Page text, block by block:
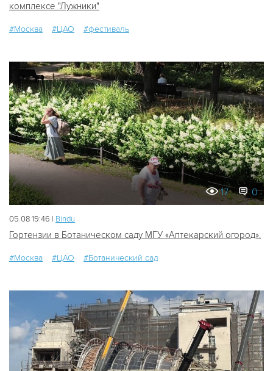
комплексе "Лужники"
#Москва #ЦАО #фестиваль
17 0
05.08 19:46 | Bindu
Гортензии в Ботаническом саду МГУ «Аптекарский огород».
#Москва #ЦАО #Ботанический сад